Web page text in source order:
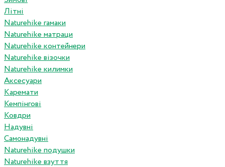
Літні
Naturehike гамаки
Naturehike матраци
Naturehike контейнери
Naturehike візочки
Naturehike килимки
Аксесуари
Каремати
Кемпінгові
Ковдри
Надувні
Самонадувні
Naturehike подушки
Naturehike взуття